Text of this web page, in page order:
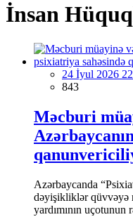
İnsan
24 İyul 2026
843
Məcburi
Azərbaycanda
dəyişikliklər
yardımının uçotunun